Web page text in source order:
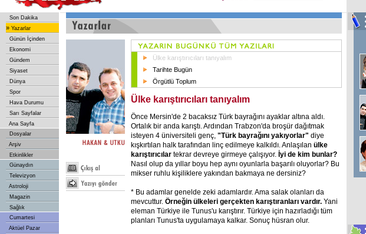
Son Dakika
» Yazarlar
Günün İçinden
Ekonomi
Gündem
Siyaset
Dünya
Spor
Hava Durumu
Sarı Sayfalar
Ana Sayfa
Dosyalar
Arşiv
Etkinlikler
Günaydın
Televizyon
Astroloji
Magazin
Sağlık
Cumartesi
Aktüel Pazar
Ülke karıştırıcıları tanıyalım
Tarihte Bugün
Örgütlü Toplum
Ülke karıştırıcıları tanıyalım
Önce Mersin'de 2 bacaksız Türk bayrağını ayaklar altına aldı.
Ortalık bir anda karıştı. Ardından Trabzon'da broşür dağıtmak
isteyen 4 üniversiteli genç, "Türk bayrağını yakıyorlar" diye
kışkırtılan halk tarafından linç edilmeye kalkıldı. Anlaşılan ülke
karıştırıcılar tekrar devreye girmeye çalışıyor. İyi de kim bunlar?
Nasıl olup da yıllar boyu hep aynı oyunlarla başarılı oluyorlar? Bu
mikser ruhlu kişiliklere yakından bakmaya ne dersiniz?
* Bu adamlar genelde zeki adamlardır. Ama salak olanları da
mevcuttur. Örneğin ülkeleri gerçekten karıştıranları vardır. Yani
eleman Türkiye ile Tunus'u karıştırır. Türkiye için hazırladığı tüm
planları Tunus'ta uygulamaya kalkar. Sonuç hüsran olur.